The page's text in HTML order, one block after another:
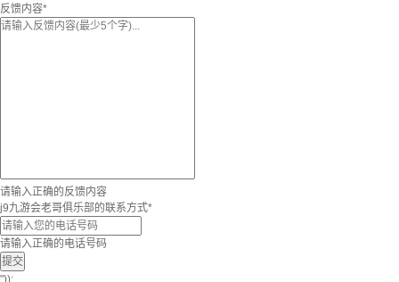
反馈内容*
请输入正确的反馈内容
j9九游会老哥俱乐部的联系方式*
请输入正确的电话号码
提交
"));